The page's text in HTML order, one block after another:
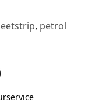
, petrol